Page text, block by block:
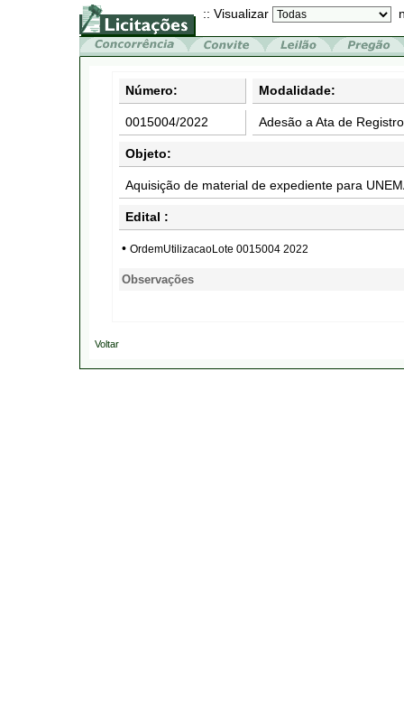
:: Visualizar
Número: Modalidade:
0015004/2022 Adesão a Ata de
Objeto:
Aquisição de material de expediente para
Edital :
• OrdemUtilizacaoLote 0015004 2022
Observações
Voltar